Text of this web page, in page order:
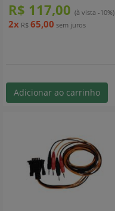
R$ 117,00 (à vista -10%)
2x R$ 65,00 sem juros
Adicionar ao carrinho